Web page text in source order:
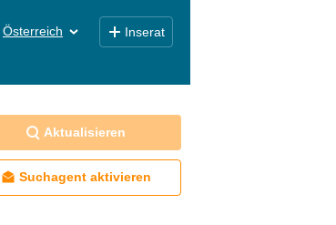
Österreich Inserat
Aktualisieren
Suchagent aktivieren